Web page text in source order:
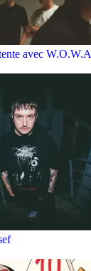
avec W.O.W.A